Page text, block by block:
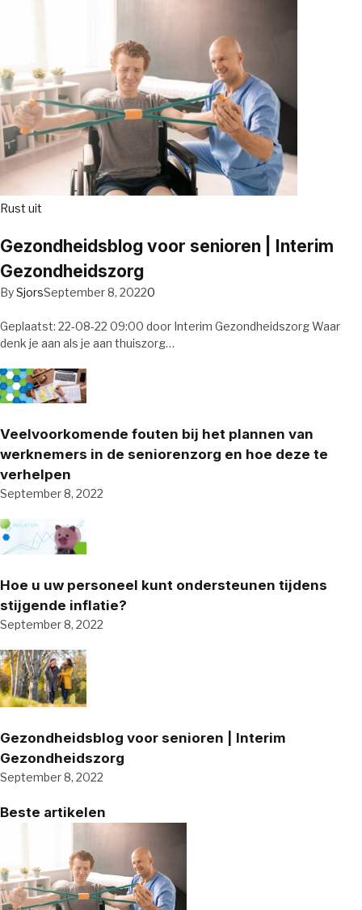
Rust uit
Gezondheidsblog voor senioren | Interim
Gezondheidszorg
BySjorsSeptember 8, 20220
Geplaatst: 22-08-22 09:00 door Interim Gezondheidszorg Waar
denk je aan als je aan thuiszorg…
Veelvoorkomende fouten bij het plannen van
werknemers in de seniorenzorg en hoe deze te
verhelpen
September 8, 2022
Hoe u uw personeel kunt ondersteunen tijdens
stijgende inflatie?
September 8, 2022
Gezondheidsblog voor senioren | Interim
Gezondheidszorg
September 8, 2022
Beste artikelen